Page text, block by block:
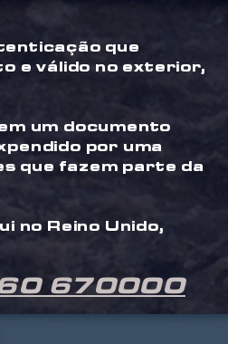
que
e válido no exterior,
um documento
por uma
que fazem parte da
no Reino Unido,
670000